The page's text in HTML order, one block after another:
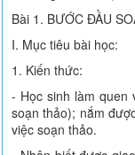
Bài 1. BƯỚC ĐẦU
I. Mục tiêu bài học:
1. Kiến thức:
- Học sinh làm quen
soạn thảo); nắm
việc soạn thảo.